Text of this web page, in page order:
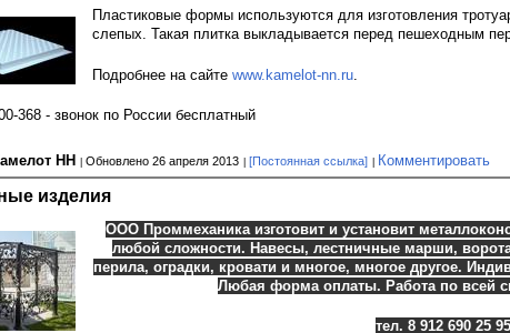
Пластиковые формы используются для изготовления
слепых. Такая плитка выкладывается перед пешеходным
Подробнее на сайте www.kamelot-nn.ru
368 - звонок по России бесплатный
НН Обновлено 26 апреля 2013 [Постоянная ссылка] Комментировать
изделия
ООО Проммеханика изготовит и установит
любой сложности. Навесы, лестничные марши,
перила, оградки, кровати и многое, многое другое.
Любая форма оплаты. Работа по всей
тел. 8 912 690 25 95